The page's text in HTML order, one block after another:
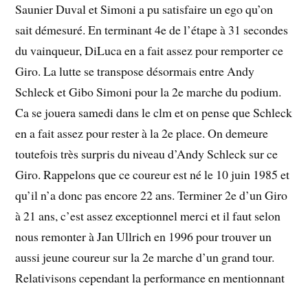
Saunier Duval et Simoni a pu satisfaire un ego qu’on
sait démesuré. En terminant 4e de l’étape à 31 secondes
du vainqueur, DiLuca en a fait assez pour remporter ce
Giro. La lutte se transpose désormais entre Andy
Schleck et Gibo Simoni pour la 2e marche du podium.
Ca se jouera samedi dans le clm et on pense que Schleck
en a fait assez pour rester à la 2e place. On demeure
toutefois très surpris du niveau d’Andy Schleck sur ce
Giro. Rappelons que ce coureur est né le 10 juin 1985 et
qu’il n’a donc pas encore 22 ans. Terminer 2e d’un Giro
à 21 ans, c’est assez exceptionnel merci et il faut selon
nous remonter à Jan Ullrich en 1996 pour trouver un
aussi jeune coureur sur la 2e marche d’un grand tour.
Relativisons cependant la performance en mentionnant